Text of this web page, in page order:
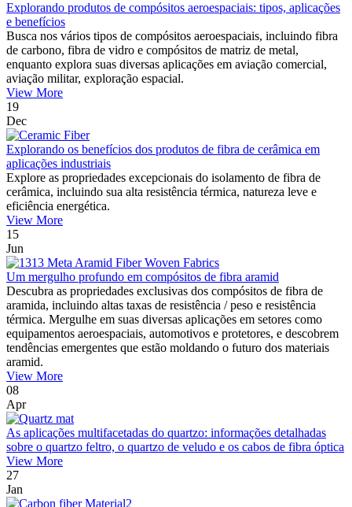
Explorando produtos de compósitos aeroespaciais: tipos, aplicações
e benefícios
Busca nos vários tipos de compósitos aeroespaciais, incluindo fibra
de carbono, fibra de vidro e compósitos de matriz de metal,
enquanto explora suas diversas aplicações em aviação comercial,
aviação militar, exploração espacial.
View More
19
Dec
Explorando os benefícios dos produtos de fibra de cerâmica em
aplicações industriais
Explore as propriedades excepcionais do isolamento de fibra de
cerâmica, incluindo sua alta resistência térmica, natureza leve e
eficiência energética.
View More
15
Jun
Um mergulho profundo em compósitos de fibra aramid
Descubra as propriedades exclusivas dos compósitos de fibra de
aramida, incluindo altas taxas de resistência / peso e resistência
térmica. Mergulhe em suas diversas aplicações em setores como
equipamentos aeroespaciais, automotivos e protetores, e descobrem
tendências emergentes que estão moldando o futuro dos materiais
aramid.
View More
08
Apr
As aplicações multifacetadas do quartzo: informações detalhadas
sobre o quartzo feltro, o quartzo de veludo e os cabos de fibra óptica
View More
27
Jan